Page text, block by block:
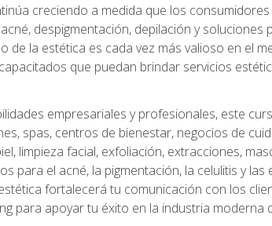
creciendo a medida que los
despigmentación, depilación y soluciones
la estética es cada vez más valioso en el
que puedan brindar servicios
empresariales y profesionales, este
spas, centros de bienestar, negocios de
limpieza facial, exfoliación, extracciones,
el acné, la pigmentación, la celulitis y las
fortalecerá tu comunicación con los
para apoyar tu éxito en la industria moderna